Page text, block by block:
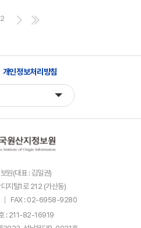
2
개인정보처리방침
원(대표 : 김일권)
지털1로 212 (가산동)
FAX : 02-6958-9280
: 211-82-16919